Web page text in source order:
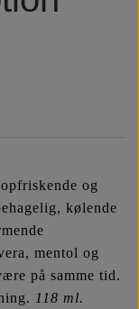
og
kølende
mentol og
på samme tid.
118 ml.